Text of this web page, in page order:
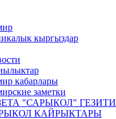
кыргыздар
кабарлары
заметки
"САРЫКОЛ" ГЕЗИТИ
КАЙРЫКТАРЫ